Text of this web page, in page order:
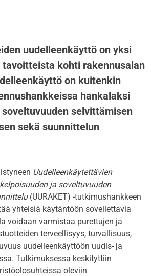
uudelleenkäyttö on yksi
kohti rakennusalan
on kuitenkin
hankalaksi
selvittämisen
sekä suunnittelun
Uudelleenkäytettävien
ja soveltuvuuden
(UURAKET) -tutkimushankkeen
yhteisiä käytäntöön sovellettavia
voidaan varmistaa purettujen ja
terveellisyys, turvallisuus,
uudelleenkäyttöön uudis- ja
Tutkimuksessa keskityttiin
oleviin